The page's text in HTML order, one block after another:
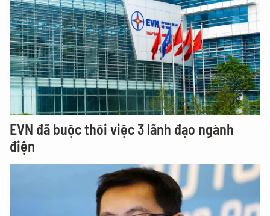
EVN đã buộc thôi việc 3 lãnh đạo ngành
điện